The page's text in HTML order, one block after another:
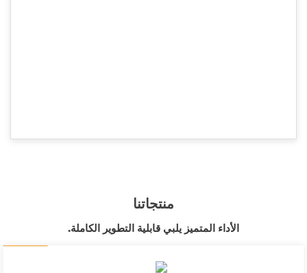
منتجاتنا
الأداء المتميز يلبي قابلية التطوير الكاملة.